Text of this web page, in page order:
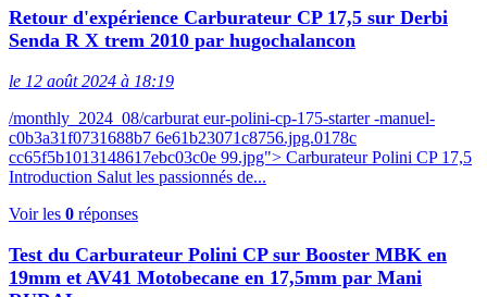
Retour d'expérience Carburateur CP 17,5 sur Derbi
Senda R X trem 2010 par hugochalancon
le 12 août 2024 à 18:19
/monthly_2024_08/carburat eur-polini-cp-175-starter -manuel-
c0b3a31f0731688b7 6e61b23071c8756.jpg.0178c
cc65f5b1013148617ebc03c0e 99.jpg"> Carburateur Polini CP 17,5
Introduction Salut les passionnés de...
Voir les 0 réponses
Test du Carburateur Polini CP sur Booster MBK en
19mm et AV41 Motobecane en 17,5mm par Mani